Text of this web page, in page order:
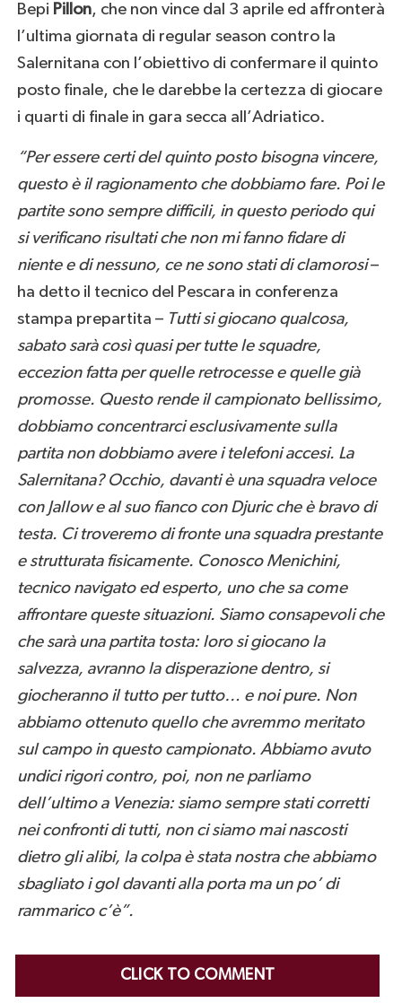
Bepi Pillon, che non vince dal 3 aprile ed affronterà
l’ultima giornata di regular season contro la
Salernitana con l’obiettivo di confermare il quinto
posto finale, che le darebbe la certezza di giocare
i quarti di finale in gara secca all’Adriatico.
“Per essere certi del quinto posto bisogna vincere,
questo è il ragionamento che dobbiamo fare. Poi le
partite sono sempre difficili, in questo periodo qui
si verificano risultati che non mi fanno fidare di
niente e di nessuno, ce ne sono stati di clamorosi–
ha detto il tecnico del Pescara in conferenza
stampa prepartita –Tutti si giocano qualcosa,
sabato sarà così quasi per tutte le squadre,
eccezion fatta per quelle retrocesse e quelle già
promosse. Questo rende il campionato bellissimo,
dobbiamo concentrarci esclusivamente sulla
partita non dobbiamo avere i telefoni accesi. La
Salernitana? Occhio, davanti è una squadra veloce
con Jallow e al suo fianco con Djuric che è bravo di
testa. Ci troveremo di fronte una squadra prestante
e strutturata fisicamente. Conosco Menichini,
tecnico navigato ed esperto, uno che sa come
affrontare queste situazioni. Siamo consapevoli che
che sarà una partita tosta: loro si giocano la
salvezza, avranno la disperazione dentro, si
giocheranno il tutto per tutto… e noi pure. Non
abbiamo ottenuto quello che avremmo meritato
sul campo in questo campionato. Abbiamo avuto
undici rigori contro, poi, non ne parliamo
dell’ultimo a Venezia: siamo sempre stati corretti
nei confronti di tutti, non ci siamo mai nascosti
dietro gli alibi, la colpa è stata nostra che abbiamo
sbagliato i gol davanti alla porta ma un po’ di
rammarico c’è”.
CLICK TO COMMENT